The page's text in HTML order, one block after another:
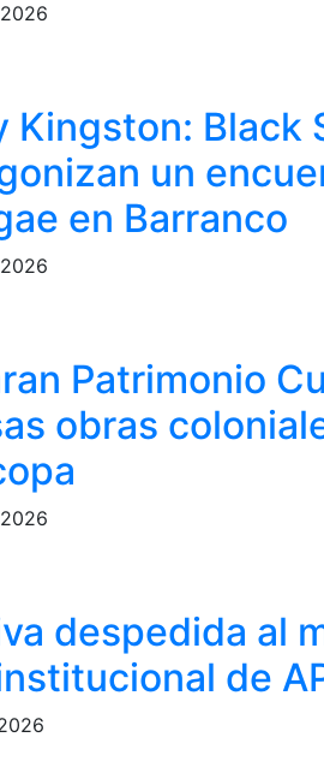
Kingston: Black
un
en Barranco
Patrimonio
obras
despedida al
de